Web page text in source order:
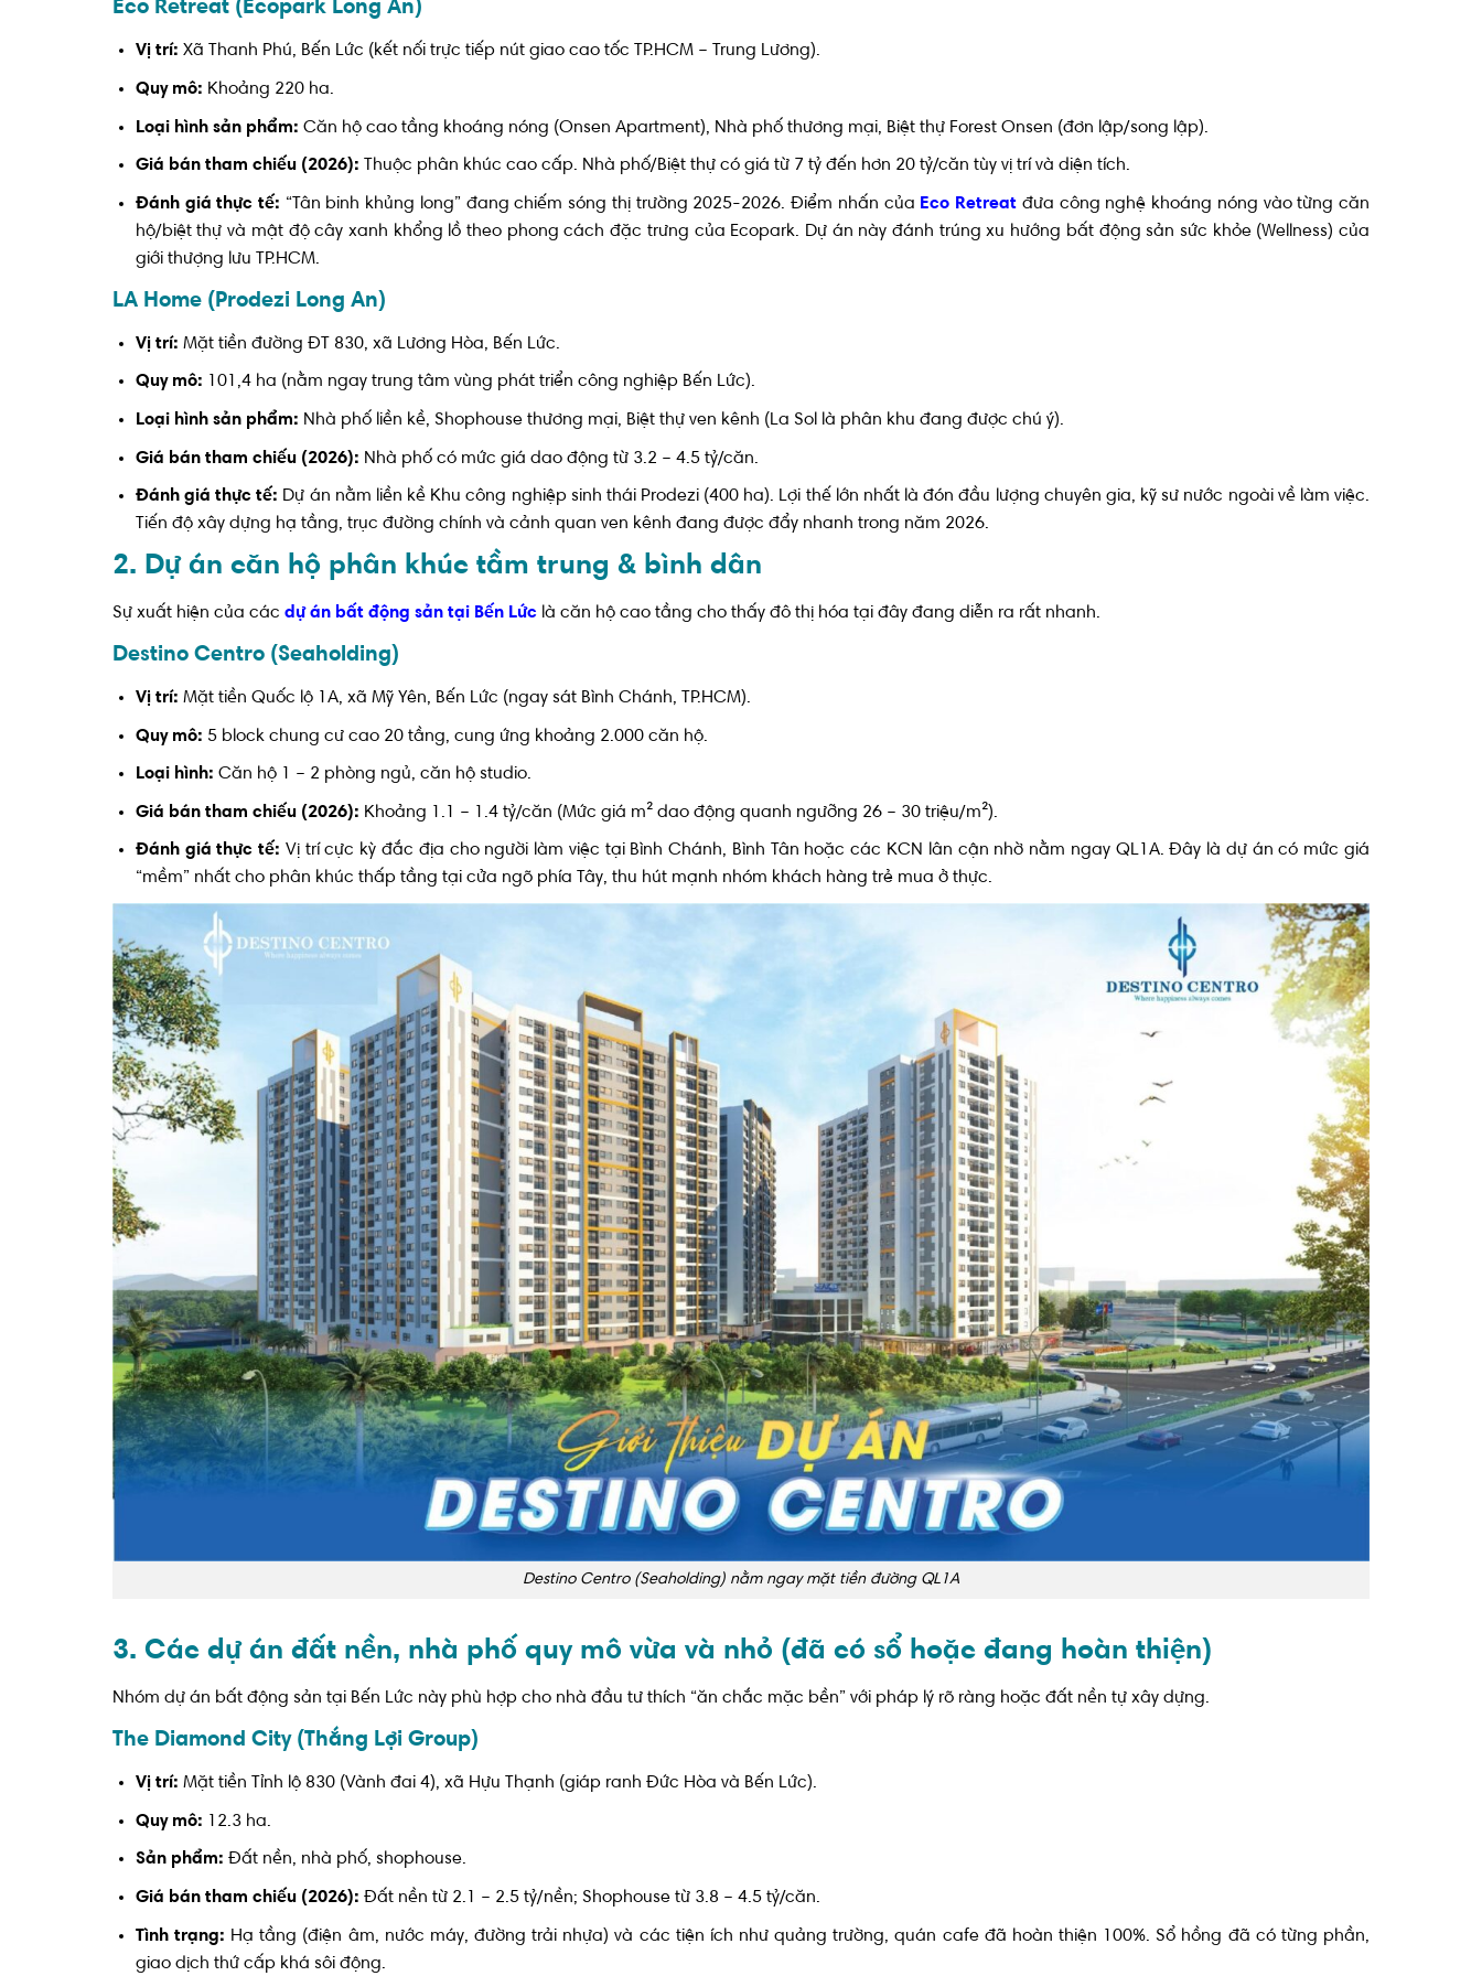
Eco Retreat (Ecopark Long An)
Vị trí: Xã Thanh Phú, Bến Lức (kết nối trực tiếp nút giao cao tốc TP.HCM – Trung Lương).
Quy mô: Khoảng 220 ha.
Loại hình sản phẩm: Căn hộ cao tầng khoáng nóng (Onsen Apartment), Nhà phố thương mại, Biệt thự Forest Onsen (đơn lập/song lập).
Giá bán tham chiếu (2026): Thuộc phân khúc cao cấp. Nhà phố/Biệt thự có giá từ 7 tỷ đến hơn 20 tỷ/căn tùy vị trí và diện tích.
Đánh giá thực tế: “Tân binh khủng long” đang chiếm sóng thị trường 2025-2026. Điểm nhấn của Eco Retreat đưa công nghệ khoáng nóng vào từng căn
hộ/biệt thự và mật độ cây xanh khổng lồ theo phong cách đặc trưng của Ecopark. Dự án này đánh trúng xu hướng bất động sản sức khỏe (Wellness) của
giới thượng lưu TP.HCM.
LA Home (Prodezi Long An)
Vị trí: Mặt tiền đường ĐT 830, xã Lương Hòa, Bến Lức.
Quy mô: 101,4 ha (nằm ngay trung tâm vùng phát triển công nghiệp Bến Lức).
Loại hình sản phẩm: Nhà phố liền kề, Shophouse thương mại, Biệt thự ven kênh (La Sol là phân khu đang được chú ý).
Giá bán tham chiếu (2026): Nhà phố có mức giá dao động từ 3.2 – 4.5 tỷ/căn.
Đánh giá thực tế: Dự án nằm liền kề Khu công nghiệp sinh thái Prodezi (400 ha). Lợi thế lớn nhất là đón đầu lượng chuyên gia, kỹ sư nước ngoài về làm việc.
Tiến độ xây dựng hạ tầng, trục đường chính và cảnh quan ven kênh đang được đẩy nhanh trong năm 2026.
2. Dự án căn hộ phân khúc tầm trung & bình dân
Sự xuất hiện của các dự án bất động sản tại Bến Lức là căn hộ cao tầng cho thấy đô thị hóa tại đây đang diễn ra rất nhanh.
Destino Centro (Seaholding)
Vị trí: Mặt tiền Quốc lộ 1A, xã Mỹ Yên, Bến Lức (ngay sát Bình Chánh, TP.HCM).
Quy mô: 5 block chung cư cao 20 tầng, cung ứng khoảng 2.000 căn hộ.
Loại hình: Căn hộ 1 – 2 phòng ngủ, căn hộ studio.
Giá bán tham chiếu (2026): Khoảng 1.1 – 1.4 tỷ/căn (Mức giá m² dao động quanh ngưỡng 26 – 30 triệu/m²).
Đánh giá thực tế: Vị trí cực kỳ đắc địa cho người làm việc tại Bình Chánh, Bình Tân hoặc các KCN lân cận nhờ nằm ngay QL1A. Đây là dự án có mức giá
“mềm” nhất cho phân khúc thấp tầng tại cửa ngõ phía Tây, thu hút mạnh nhóm khách hàng trẻ mua ở thực.
Destino Centro (Seaholding) nằm ngay mặt tiền đường QL1A
3. Các dự án đất nền, nhà phố quy mô vừa và nhỏ (đã có sổ hoặc đang hoàn thiện)
Nhóm dự án bất động sản tại Bến Lức này phù hợp cho nhà đầu tư thích “ăn chắc mặc bền” với pháp lý rõ ràng hoặc đất nền tự xây dựng.
The Diamond City (Thắng Lợi Group)
Vị trí: Mặt tiền Tỉnh lộ 830 (Vành đai 4), xã Hựu Thạnh (giáp ranh Đức Hòa và Bến Lức).
Quy mô: 12.3 ha.
Sản phẩm: Đất nền, nhà phố, shophouse.
Giá bán tham chiếu (2026): Đất nền từ 2.1 – 2.5 tỷ/nền; Shophouse từ 3.8 – 4.5 tỷ/căn.
Tình trạng: Hạ tầng (điện âm, nước máy, đường trải nhựa) và các tiện ích như quảng trường, quán cafe đã hoàn thiện 100%. Sổ hồng đã có từng phần,
giao dịch thứ cấp khá sôi động.